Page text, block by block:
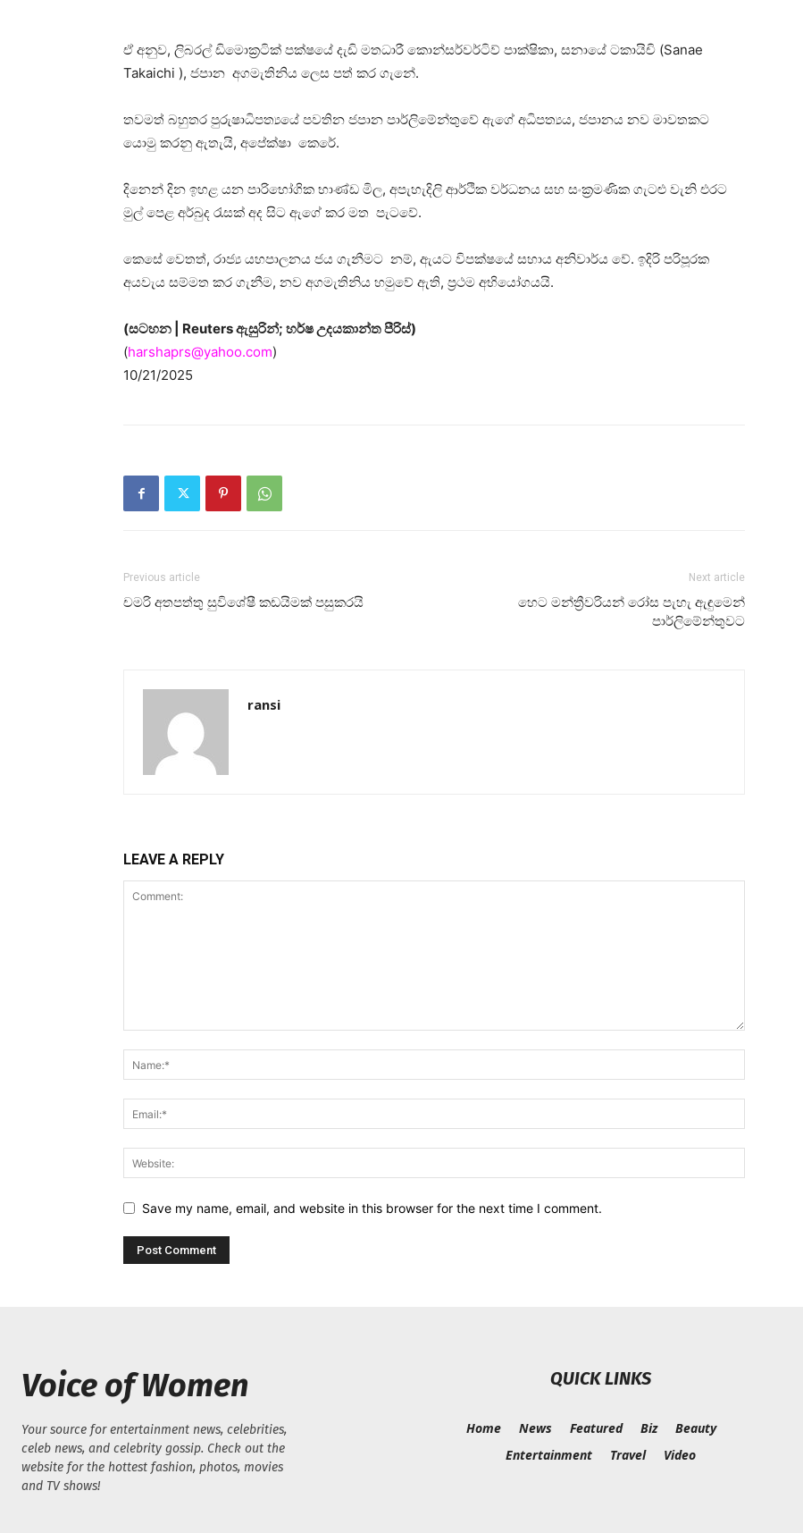
ඒ අනුව, ලිබරල් ඩිමොක්‍රටික් පක්ෂයේ දැඩි මතධාරී කොන්සර්වර්ටිව් පාක්ෂිකා, සනායේ ටකායිචි (Sanae
Takaichi ), ජපාන අගමැතිනිය ලෙස පත් කර ගැනේ.
තවමත් බහුතර පුරුෂාධිපත්‍යයේ පවතින ජපාන පාර්ලිමේන්තුවේ ඇගේ අධිපත්‍යය, ජපානය නව මාවතකට
යොමු කරනු ඇතැයි, අපේක්ෂා කෙරේ.
දිනෙන් දින ඉහළ යන පාරිභෝගික භාණ්ඩ මිල, අපැහැදිලි ආර්ථික වර්ධනය සහ සංක්‍රමණික ගැටළු වැනි එරට
මුල් පෙළ අර්බුද රැසක් අද සිට ඇගේ කර මත පැටවේ.
කෙසේ වෙතත්, රාජ්‍ය යහපාලනය ජය ගැනීමට නම්, ඇයට විපක්ෂයේ සහාය අනිවාර්ය වේ. ඉදිරි පරිපූරක
අයවැය සම්මත කර ගැනීම, නව අගමැතිනිය හමුවේ ඇති, ප්‍රථම අභියෝගයයි.
(සටහන | Reuters ඇසුරින්; හර්ෂ උදයකාන්ත පීරිස්)
(harshaprs@yahoo.com)
10/21/2025
Previous article
චමරි අතපත්තු සුවිශේෂී කඩයිමක් පසුකරයි
Next article
හෙට මන්ත්‍රීවරියන් රෝස පැහැ ඇඳුමෙන්
පාර්ලිමේන්තුවට
ransi
LEAVE A REPLY
Save my name, email, and website in this browser for the next time I comment.
Voice of Women
Your source for entertainment news, celebrities,
celeb news, and celebrity gossip. Check out the
website for the hottest fashion, photos, movies
and TV shows!
QUICK LINKS
Home News Featured Biz
Beauty
Entertainment
Travel Video